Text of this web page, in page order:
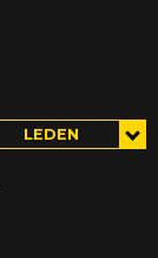
LEDEN